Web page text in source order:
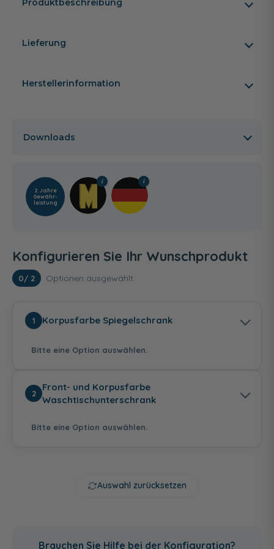
Lieferung
Herstellerinformation
Downloads
2 Jahre
Gewähr­
leistung
Konfigurieren Sie Ihr Wunschprodukt
0/ 2 Optionen ausgewählt
1 Korpusfarbe Spiegelschrank
Bitte eine Option auswählen.
2
Front- und Korpusfarbe
Waschtischunterschrank
Bitte eine Option auswählen.
Anthrazit
Auswahl zurücksetzen
Brauchen Sie Hilfe bei der Konfiguration?